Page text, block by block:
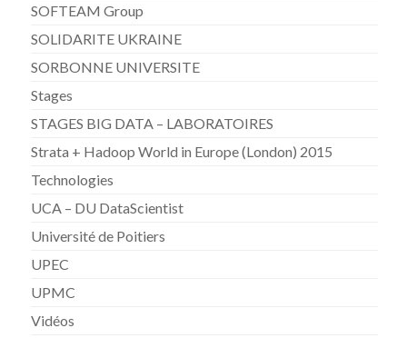
SOFTEAM Group
SOLIDARITE UKRAINE
SORBONNE UNIVERSITE
Stages
STAGES BIG DATA – LABORATOIRES
Strata + Hadoop World in Europe (London) 2015
Technologies
UCA – DU DataScientist
Université de Poitiers
UPEC
UPMC
Vidéos